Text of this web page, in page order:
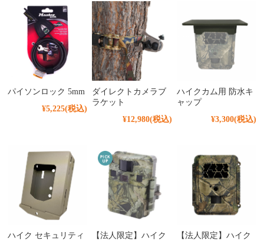
パイソンロック 5mm
¥5,225(税込)
ダイレクトカメラブ
ラケット
¥12,980(税込)
ハイクカム用 防水キ
ャップ
¥3,300(税込)
ハイク セキュリティ
【法人限定】ハイク
【法人限定】ハイク